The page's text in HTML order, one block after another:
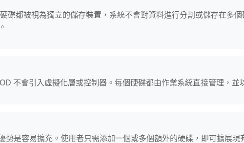
碟都被視為獨立的儲存裝置，系統不會對資料進行分割或儲存在多
不會引入虛擬化層或控制器。每個硬碟都由作業系統直接管理，並
勢是容易擴充。使用者只需添加一個或多個額外的硬碟，即可擴展現